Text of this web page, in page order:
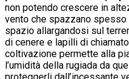
non potendo crescere in
vento che spazzano spesso
spazio allargandosi sul
di cenere e lapilli di chiamato
coltivazione permette alla
l’umidità della rugiada da
proteggerli dall’incessante